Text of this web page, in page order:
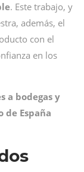
. Este trabajo, y
además, el
con el
en los
a bodegas y
de España